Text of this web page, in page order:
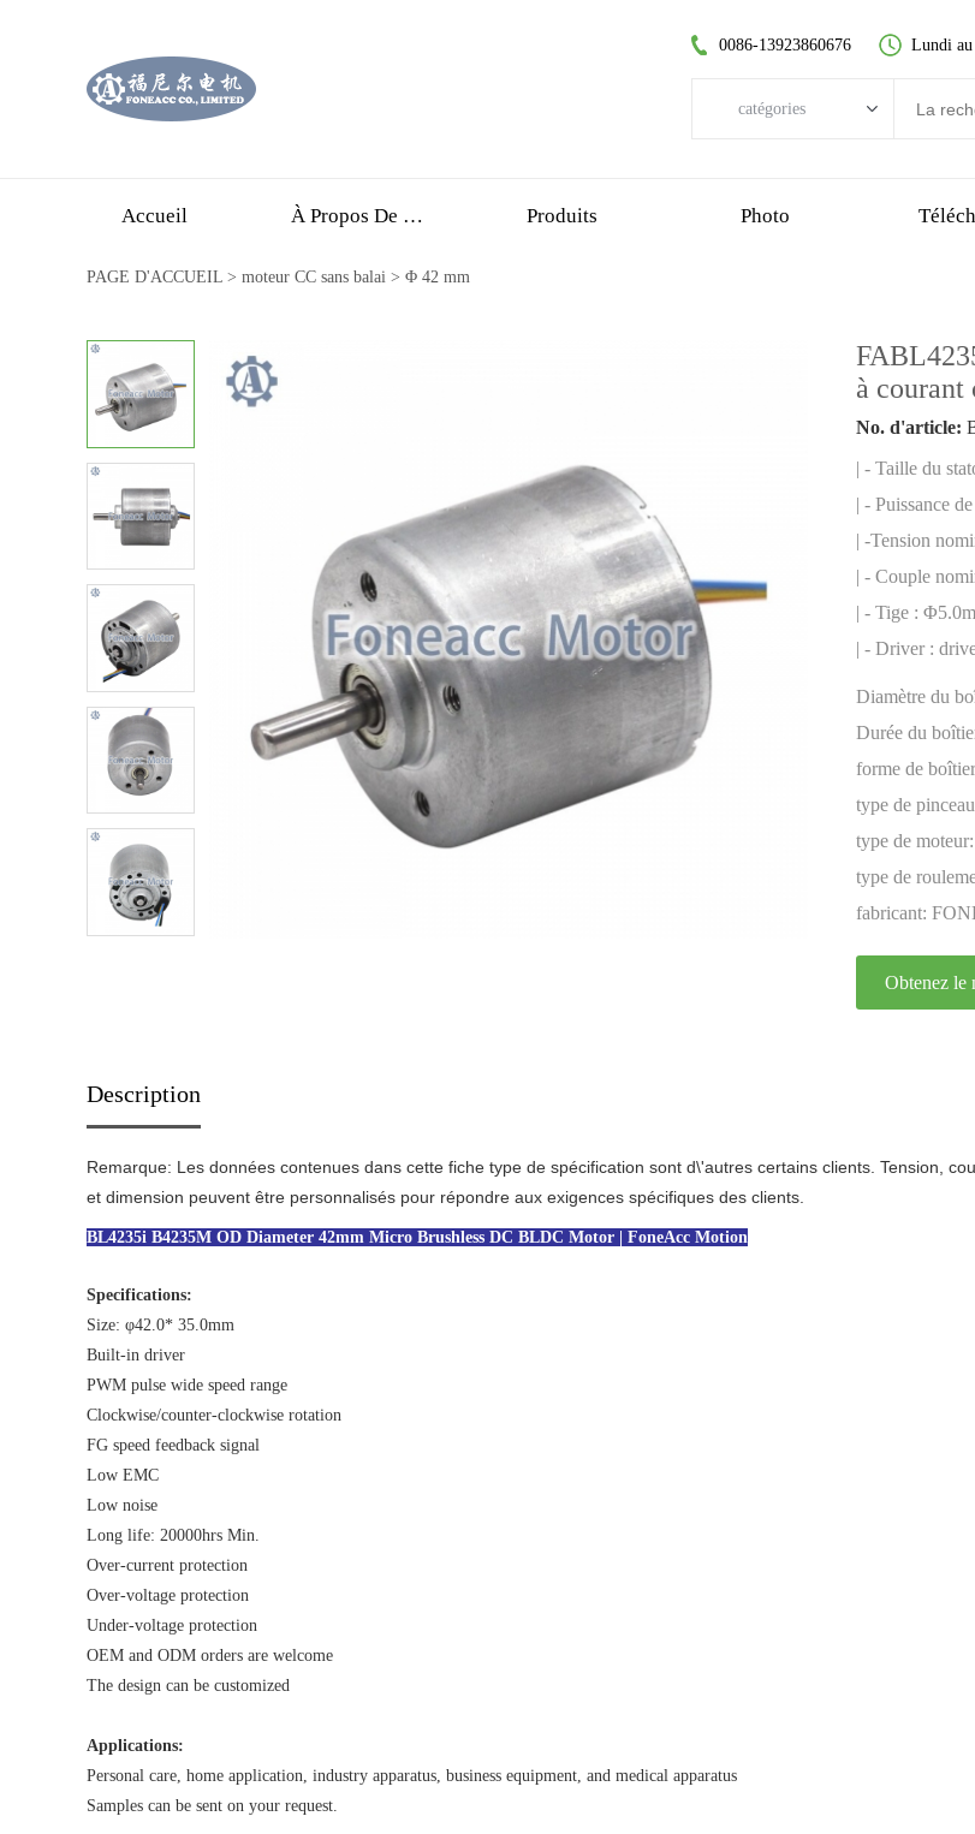
0086-13923860676 Lundi au
catégories
moteur sans balai sans noyau
motoréducteur à vis sans fin
Accueil À Propos De Nous Produits Photo
PAGE D'ACCUEIL > moteur CC sans balai > Φ 42 mm
à courant
No. d'article:
| - Taille du
| - Puissance
| -Tension
| - Couple
| - Tige :
| - Driver :
Diamètre du
Durée du
forme de
type de
type de moteur:
type de
fabricant:
Obtenez le
Description
Remarque: Les données contenues dans cette fiche type de spécification sont d\'autres certains clients. Tension,
et dimension peuvent être personnalisés pour répondre aux exigences spécifiques des clients.
BL4235i B4235M OD Diameter 42mm Micro Brushless DC BLDC Motor | FoneAcc Motion
Specifications:
Size: φ42.0* 35.0mm
Built-in driver
PWM pulse wide speed range
Clockwise/counter-clockwise rotation
FG speed feedback signal
Low EMC
Low noise
Long life: 20000hrs Min.
Over-current protection
Over-voltage protection
Under-voltage protection
OEM and ODM orders are welcome
The design can be customized
Applications:
Personal care, home application, industry apparatus, business equipment, and medical apparatus
Samples can be sent on your request.